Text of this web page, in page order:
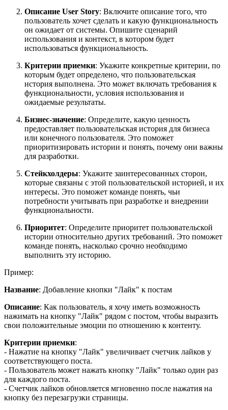
Описание User Story: Включите описание того, что
пользователь хочет сделать и какую функциональность
он ожидает от системы. Опишите сценарий
использования и контекст, в котором будет
использоваться функциональность.
Критерии приемки: Укажите конкретные критерии, по
которым будет определено, что пользовательская
история выполнена. Это может включать требования к
функциональности, условия использования и
ожидаемые результаты.
Бизнес-значение: Определите, какую ценность
предоставляет пользовательская история для бизнеса
или конечного пользователя. Это поможет
приоритизировать истории и понять, почему они важны
для разработки.
Стейкхолдеры: Укажите заинтересованных сторон,
которые связаны с этой пользовательской историей, и их
интересы. Это поможет команде понять, чьи
потребности учитывать при разработке и внедрении
функциональности.
Приоритет: Определите приоритет пользовательской
истории относительно других требований. Это поможет
команде понять, насколько срочно необходимо
выполнить эту историю.
Пример:
Название: Добавление кнопки "Лайк" к постам
Описание: Как пользователь, я хочу иметь возможность
нажимать на кнопку "Лайк" рядом с постом, чтобы выразить
свои положительные эмоции по отношению к контенту.
Критерии приемки:
- Нажатие на кнопку "Лайк" увеличивает счетчик лайков у
соответствующего поста.
- Пользователь может нажать кнопку "Лайк" только один раз
для каждого поста.
- Счетчик лайков обновляется мгновенно после нажатия на
кнопку без перезагрузки страницы.